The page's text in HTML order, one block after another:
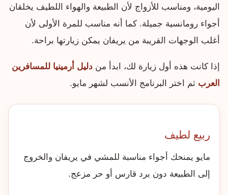
اليومية، ومناسب للأزواج لأن الطبيعة والهواء اللطيف يخلقان
أجواء رومانسية جميلة. كما أنه مناسب للمرة الأولى لأن
أغلب الوجهات القريبة من يريفان يمكن زيارتها براحة.
إذا كانت هذه أول زيارة لك، ابدأ من دليل أرمينيا للمسافرين
العرب ثم اختر البرنامج الأنسب لشهر مايو.
ربيع لطيف
مايو يمنحك أجواء مناسبة للمشي في يريفان والخروج
إلى الطبيعة دون برد قارس أو حر مزعج.